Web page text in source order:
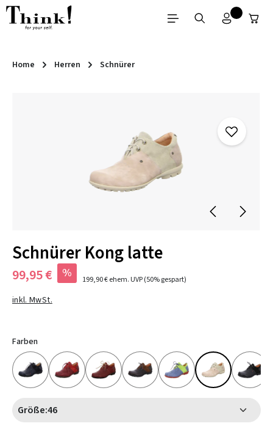
Zum Hauptinhalt springen
Home Herren Schnürer
Schnürer Kong latte
99,95 € % 199,90 €ehem. UVP(50% gespart)
inkl. MwSt.
Farben
Größe:46